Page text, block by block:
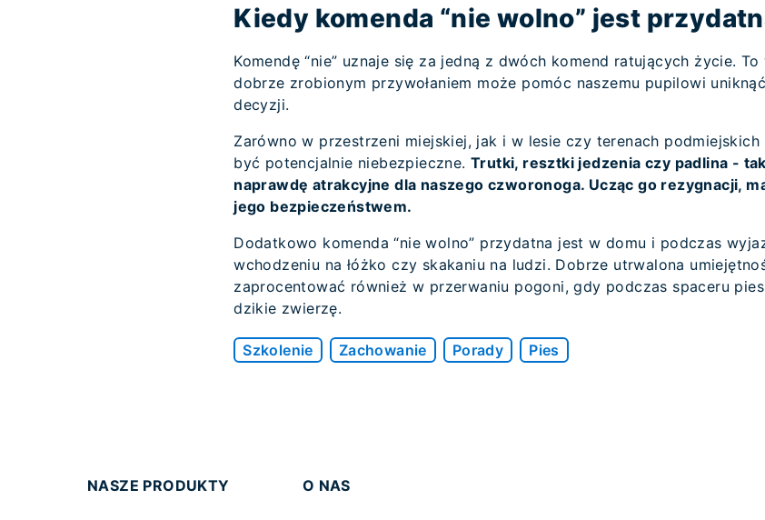
Kiedy komenda “nie wolno” jest
Komendę “nie” uznaje się za jedną z dwóch komend ratujących życie. To
dobrze zrobionym przywołaniem może pomóc naszemu pupilowi
decyzji.
Zarówno w przestrzeni miejskiej, jak i w lesie czy terenach
być potencjalnie niebezpieczne.Trutki, resztki jedzenia czy padlina -
naprawdę atrakcyjne dla naszego czworonoga. Ucząc go rezygnacji,
jego bezpieczeństwem.
Dodatkowo komenda “nie wolno” przydatna jest w domu i podczas
wchodzeniu na łóżko czy skakaniu na ludzi. Dobrze utrwalona
zaprocentować również w przerwaniu pogoni, gdy podczas spaceru
dzikie zwierzę.
Szkolenie Zachowanie Porady
Pies
NASZE PRODUKTY O NAS